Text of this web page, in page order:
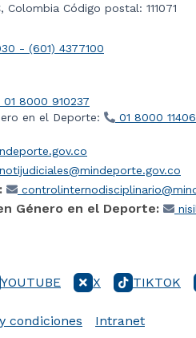
Colombia Código postal: 111071
- (601) 4377100
01 8000 910237
en el Deporte:
01 8000
notijudiciales@mindeporte.gov.co
Género en el Deporte:
YOUTUBE X TIKTOK
condiciones Intranet